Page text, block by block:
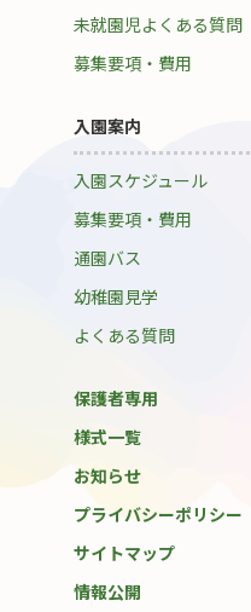
未就園児よくある質問
募集要項・費用
入園案内
入園スケジュール
募集要項・費用
通園バス
幼稚園見学
よくある質問
保護者専用
様式一覧
お知らせ
プライバシーポリシー
サイトマップ
情報公開